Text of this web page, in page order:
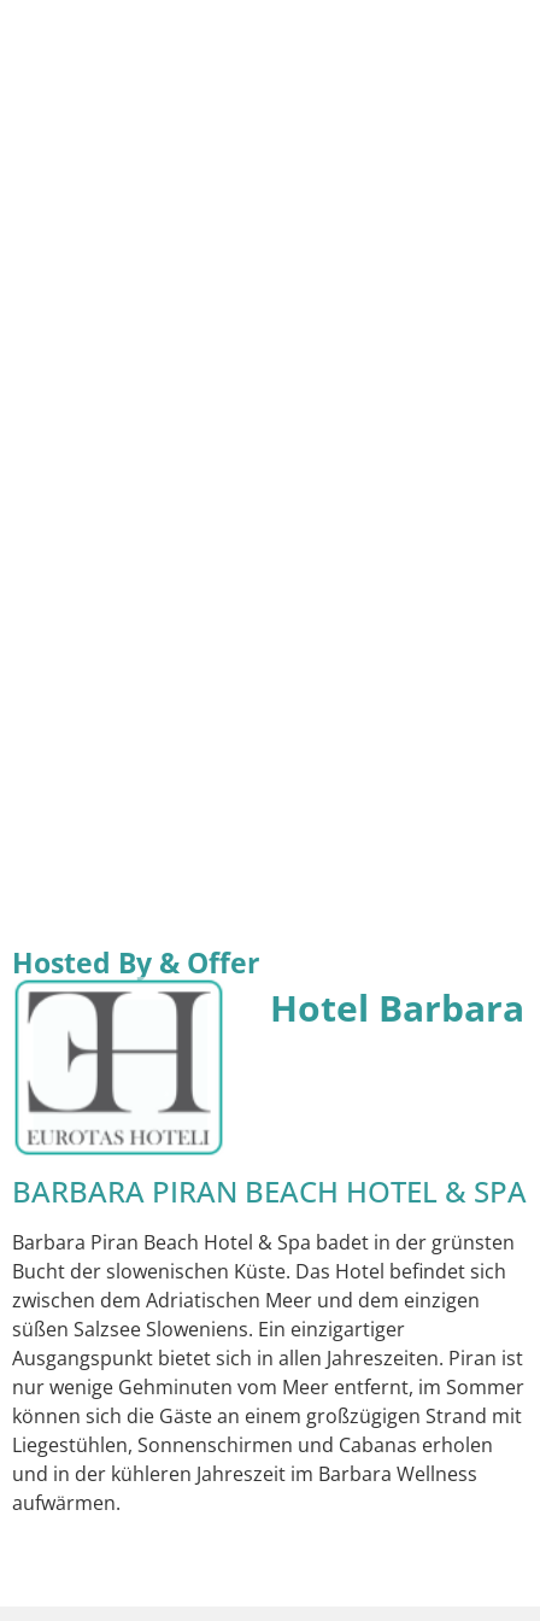
Hosted By & Offer
Hotel Barbara
BARBARA PIRAN BEACH HOTEL & SPA
Barbara Piran Beach Hotel & Spa badet in der grünsten
Bucht der slowenischen Küste. Das Hotel befindet sich
zwischen dem Adriatischen Meer und dem einzigen
süßen Salzsee Sloweniens. Ein einzigartiger
Ausgangspunkt bietet sich in allen Jahreszeiten. Piran ist
nur wenige Gehminuten vom Meer entfernt, im Sommer
können sich die Gäste an einem großzügigen Strand mit
Liegestühlen, Sonnenschirmen und Cabanas erholen
und in der kühleren Jahreszeit im Barbara Wellness
aufwärmen.